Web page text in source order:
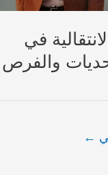
في
والفرص